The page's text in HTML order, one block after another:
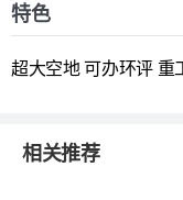
厂房结构：滴水高度12米，
有无装修：车间内部有办公室
适合行业：适合五金、模具、
特色
超大空地可办环评 重
相关推荐